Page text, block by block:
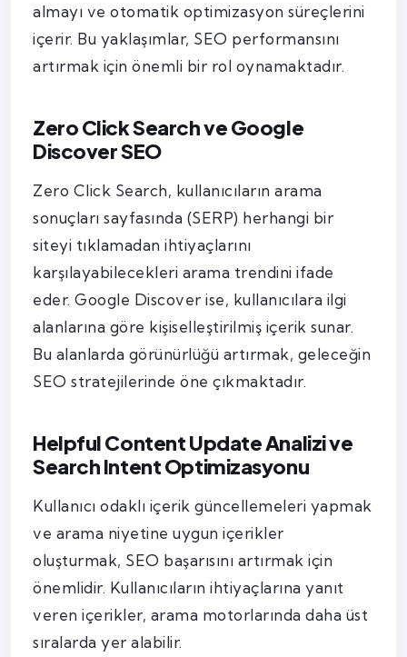
almayı ve otomatik optimizasyon süreçlerini
içerir. Bu yaklaşımlar, SEO performansını
artırmak için önemli bir rol oynamaktadır.
Zero Click Search ve Google
Discover SEO
Zero Click Search, kullanıcıların arama
sonuçları sayfasında (SERP) herhangi bir
siteyi tıklamadan ihtiyaçlarını
karşılayabilecekleri arama trendini ifade
eder. Google Discover ise, kullanıcılara ilgi
alanlarına göre kişiselleştirilmiş içerik sunar.
Bu alanlarda görünürlüğü artırmak, geleceğin
SEO stratejilerinde öne çıkmaktadır.
Helpful Content Update Analizi ve
Search Intent Optimizasyonu
Kullanıcı odaklı içerik güncellemeleri yapmak
ve arama niyetine uygun içerikler
oluşturmak, SEO başarısını artırmak için
önemlidir. Kullanıcıların ihtiyaçlarına yanıt
veren içerikler, arama motorlarında daha üst
sıralarda yer alabilir.